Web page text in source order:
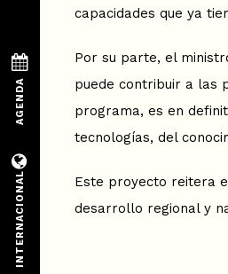
capacidades que ya
Por su parte, el
puede contribuir a las
programa, es en
tecnologías, del
Este proyecto reitera
desarrollo regional y